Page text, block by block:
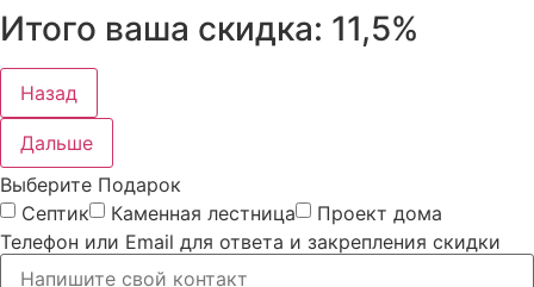
Итого ваша скидка: 11,5%
Назад
Дальше
Выберите Подарок
Септик
Каменная лестница
Проект дома
Телефон или Email для ответа и закрепления скидки